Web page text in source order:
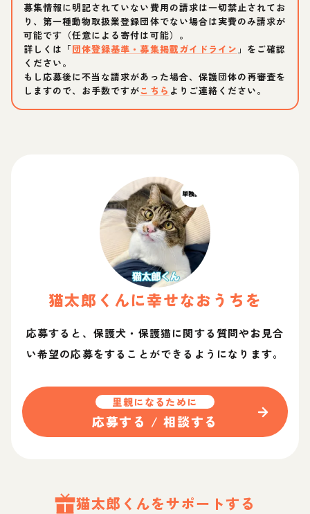
募集情報に明記されていない費用の請求は一切禁止されてお
り、第一種動物取扱業登録団体でない場合は実費のみ請求が
可能です（任意による寄付は可能）。
詳しくは「団体登録基準・募集掲載ガイドライン 」をご確認
ください。
もし応募後に不当な請求があった場合、保護団体の再審査を
しますので、お手数ですがこちら よりご連絡ください。
猫太郎 くんに幸せなおうちを
応募すると、保護犬・保護猫に関する質問やお見合
い希望の応募をすることができるようになります。
里親になるために
応募する / 相談する
猫太郎 くんをサポートする